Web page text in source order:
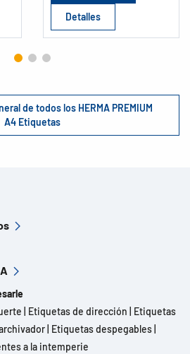
Detalles
de todos los HERMA PREMIUM
A4 Etiquetas
Etiquetas de dirección
Etiquetas
Etiquetas despegables
a la intemperie